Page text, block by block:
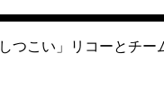
つこい」リコーとチー